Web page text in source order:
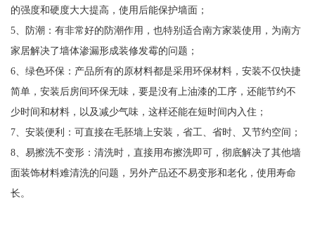
的强度和硬度大大提高，使用后能保护墙面；
5、防潮：有非常好的防潮作用，也特别适合南方家装使用，为南方
家居解决了墙体渗漏形成装修发霉的问题；
6、绿色环保：产品所有的原材料都是采用环保材料，安装不仅快捷
简单，安装后房间环保无味，要是没有上油漆的工序，还能节约不
少时间和材料，以及减少气味，这样还能在短时间内入住；
7、安装便利：可直接在毛胚墙上安装，省工、省时、又节约空间；
8、易擦洗不变形：清洗时，直接用布擦洗即可，彻底解决了其他墙
面装饰材料难清洗的问题，另外产品还不易变形和老化，使用寿命
长。